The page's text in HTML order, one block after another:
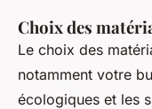
Choix des
Le choix des
notamment votre
écologiques et les